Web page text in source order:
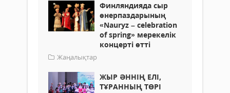
Финляндияда сыр
өнерпаздарының
«Nauryz – celebration
of spring» мерекелік
концерті өтті
Жаңалықтар
ЖЫР ӘННІҢ ЕЛІ,
ТҰРАННЫҢ ТӨРІ